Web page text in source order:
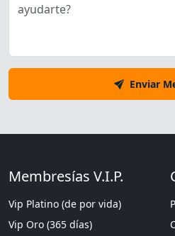
Enviar
Membresías V.I.P.
Vip Platino (de por vida)
Vip Oro (365 días)